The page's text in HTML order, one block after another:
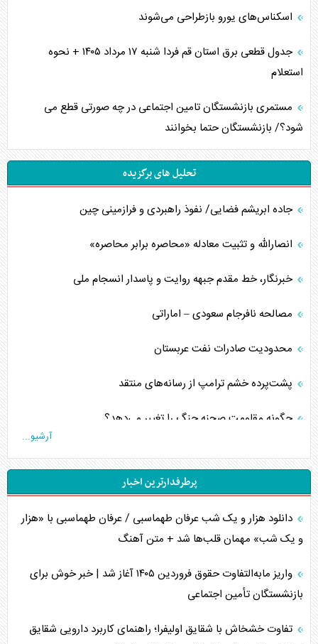
اسکناس‌های یورو بازطراحی می‌شوند
جدول قطعی برق استان قم فردا شنبه ۱۷ مرداد ۱۴۰۵ + نحوه
استعلام
مستمری بازنشستگان تامین اجتماعی در چه صورتی قطع می
شود؟/ بازنشستگان حتما بخوانند
تحلیل های برگزیده
جاده ابریشم فضایی/ نفوذ راهبردی و فرازمینی چین
انصارالله و تثبیت معادله «محاصره برابر محاصره»
خبرنگار، خط مقدم جبهه روایت و پاسدار انسجام ملی
مصالحه نافرجام سعودی – اماراتی
محدودیت صادرات نفت عربستان
پشت‌پرده خشم ترامپ از رسانه‌های منتقد
چگونه مقاومت صحنه جنگ را تغییر می‌دهد؟
جنگ رمضان و معضل حضور نظامیان آمریکایی
تحلیل جامع پدیده تراستی‌ها
تأثیر جنگ ایران و آمریکا بر اقتصاد جهانی
اربعین، کابوس مشترک تل‌آویو-واشنگتن
برنامه هفتم توسعه در نقطه کور سیاستگذاری
آرشیو...
پرطرفدارترین اخبار
دانلود هزار و یک شب عرفان طهماسبی / عرفان طهماسبی با «هزار
و یک شب» مهمان قلب‌ها شد + متن آهنگ
واریز مابه‌التفاوت حقوق فروردین ۱۴۰۵ آغاز شد | خبر خوش برای
بازنشستگان تأمین اجتماعی
تفاوت خشخاش با شقایق اولیفرا؛ راهنمای کاربرد دارویی شقایق